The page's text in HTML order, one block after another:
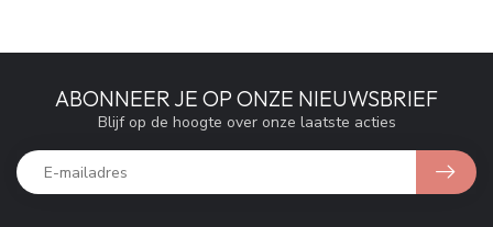
ABONNEER JE OP ONZE NIEUWSBRIEF
Blijf op de hoogte over onze laatste acties